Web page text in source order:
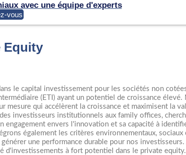
avec une équipe d'experts
vous
Equity
le capital investissement pour les sociétés non
(ETI) ayant un potentiel de croissance élevé.
qui accélèrent la croissance et maximisent la
investisseurs institutionnels aux family offices,
envers l'innovation et sa capacité à
également les critères environnementaux, sociaux
une performance durable pour nos
d'investissements à fort potentiel dans le private equity.